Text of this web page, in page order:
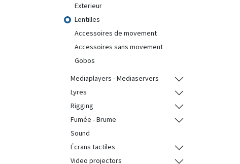
Exterieur
Lentilles
Accessoires de movement
Accessoires sans movement
Gobos
Mediaplayers - Mediaservers
Lyres
Rigging
Fumée - Brume
Sound
Écrans tactiles
Video projectors